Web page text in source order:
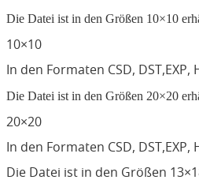
Die Datei ist in den Größen 10×10
10×10
In den Formaten CSD, DST,EXP,
Die Datei ist in den Größen 20×20
20×20
In den Formaten CSD, DST,EXP,
Die Datei ist in den Größen